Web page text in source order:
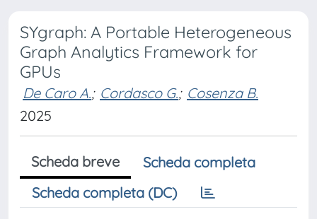
SYgraph: A Portable Heterogeneous
Graph Analytics Framework for
GPUs
De Caro A.; Cordasco G.; Cosenza B.
2025
Scheda breve
Scheda completa
Scheda completa (DC)